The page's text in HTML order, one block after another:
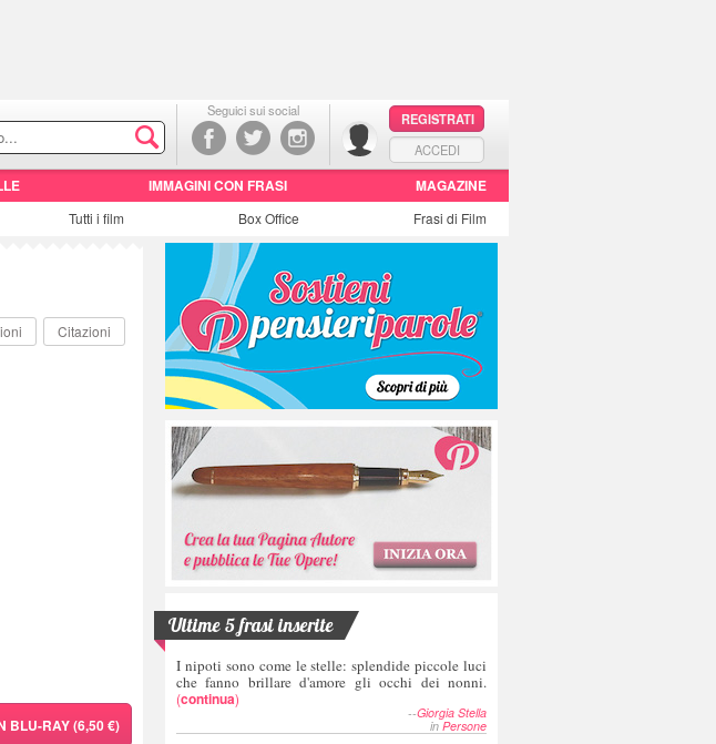
Seguici sui social
REGISTRATI
ACCEDI
IMMAGINI CON FRASI
MAGAZINE
Tutti i film Box Office Frasi di Film
Citazioni
BLU-RAY (6,50 €)
Ultime 5 frasi inserite
I nipoti sono come le stelle: splendide piccole luci
che fanno brillare d'amore gli occhi dei nonni.
(continua)
--Giorgia Stella
in Persone